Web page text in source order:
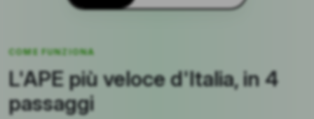
COME FUNZIONA
L'APE più veloce d'Italia, in 4
passaggi